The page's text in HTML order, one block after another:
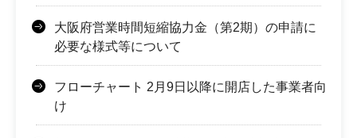
大阪府営業時間短縮協力金（第2期）の申請に
必要な様式等について
フローチャート 2月9日以降に開店した事業者向
け